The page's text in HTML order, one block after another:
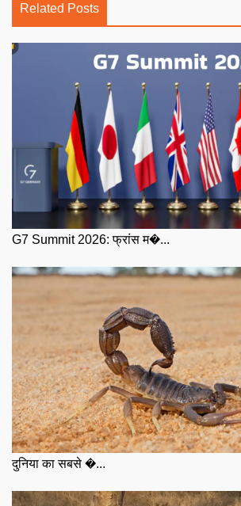
Related Posts
G7 Summit 2026: फ्रांस म�...
दुनिया का सबसे �...